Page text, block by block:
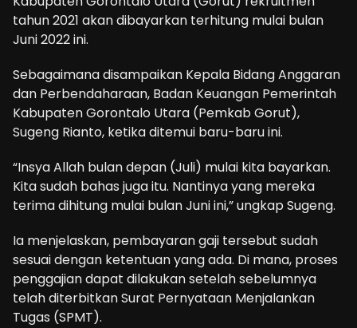
tahun 2021 akan dibayarkan terhitung mulai bulan
Juni 2022 ini.
Sebagaimana disampaikan Kepala Bidang Anggaran
dan Perbendaharaan, Badan Keuangan Pemerintah
Kabupaten Gorontalo Utara (Pemkab Gorut),
Sugeng Rianto, ketika ditemui baru-baru ini.
“Insya Allah bulan depan (Juli) mulai kita bayarkan.
Kita sudah bahas juga itu. Nantinya yang mereka
terima dihitung mulai bulan Juni ini,” ungkap Sugeng.
Ia menjelaskan, pembayaran gaji tersebut sudah
sesuai dengan ketentuan yang ada. Di mana, proses
penggajian dapat dilakukan setelah sebelumnya
telah diterbitkan Surat Pernyataan Menjalankan
Tugas (SPMT).